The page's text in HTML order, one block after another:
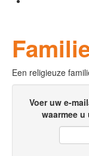
Een religieuze
Voer uw e-
waarmee